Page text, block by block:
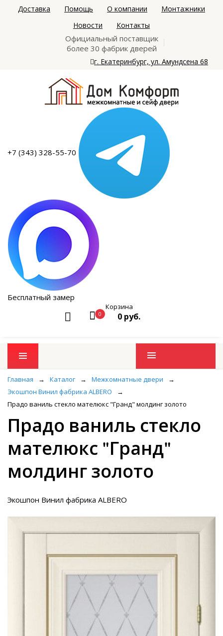
Доставка Помощь О компании
Монтажники
Новости
Контакты
Официальный поставщик
более 30 фабрик дверей
г. Екатеринбург, ул. Амундсена 68
+7 (343) 328-55-70
Бесплатный замер
0
Корзина
0 руб.
Промо товары
Главная → Каталог → Межкомнатные двери
→
Экошпон Винил фабрика ALBERO
→
Прадо ваниль стекло мателюкс "Гранд" молдинг золото
Прадо ваниль стекло
мателюкс "Гранд"
молдинг золото
Экошпон Винил фабрика ALBERO